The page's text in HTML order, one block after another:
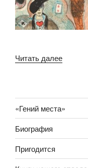
Читать далее«Короли
«Гений места»
Биография
Пригодится